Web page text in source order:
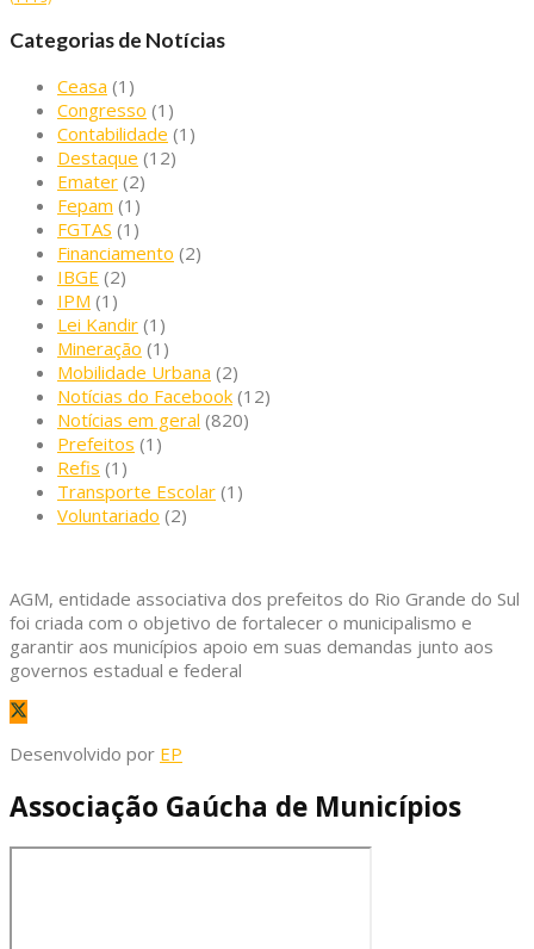
Categorias de Notícias
Ceasa (1)
Congresso (1)
Contabilidade (1)
Destaque (12)
Emater (2)
Fepam (1)
FGTAS (1)
Financiamento (2)
IBGE (2)
IPM (1)
Lei Kandir (1)
Mineração (1)
Mobilidade Urbana (2)
Notícias do Facebook (12)
Notícias em geral (820)
Prefeitos (1)
Refis (1)
Transporte Escolar (1)
Voluntariado (2)
AGM, entidade associativa dos prefeitos do Rio Grande do Sul
foi criada com o objetivo de fortalecer o municipalismo e
garantir aos municípios apoio em suas demandas junto aos
governos estadual e federal
Desenvolvido por EP
Associação Gaúcha de Municípios